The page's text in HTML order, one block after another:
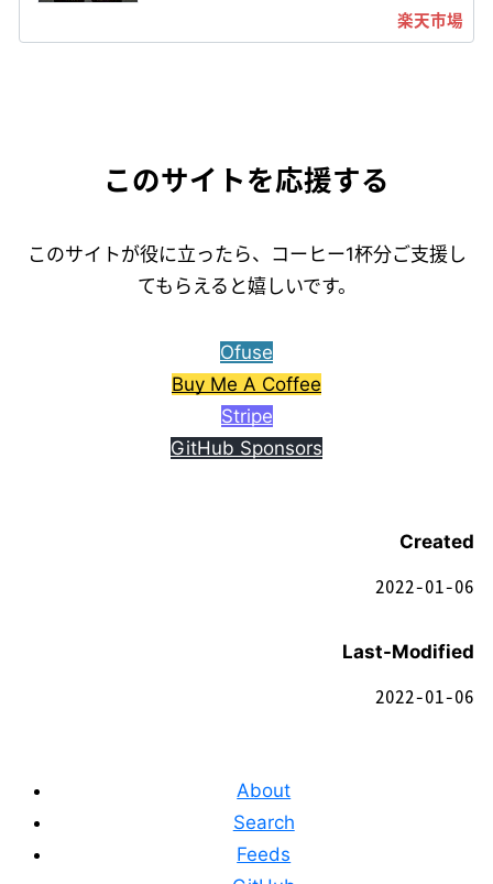
このサイトを応援する
このサイトが役に立ったら、コーヒー1杯分ご支援し
てもらえると嬉しいです。
Ofuse
Buy Me A Coffee
Stripe
GitHub Sponsors
Created
2022-01-06
Last-Modified
2022-01-06
About
Search
Feeds